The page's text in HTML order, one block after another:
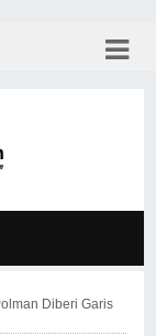
Diberi Garis